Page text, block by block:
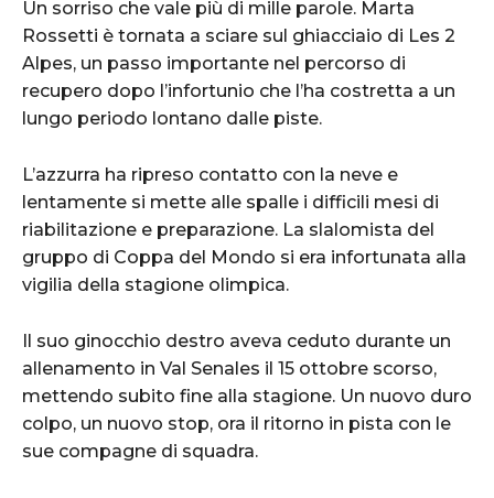
Un sorriso che vale più di mille parole. Marta
Rossetti è tornata a sciare sul ghiacciaio di Les 2
Alpes, un passo importante nel percorso di
recupero dopo l’infortunio che l’ha costretta a un
lungo periodo lontano dalle piste.
L’azzurra ha ripreso contatto con la neve e
lentamente si mette alle spalle i difficili mesi di
riabilitazione e preparazione. La slalomista del
gruppo di Coppa del Mondo si era infortunata alla
vigilia della stagione olimpica.
Il suo ginocchio destro aveva ceduto durante un
allenamento in Val Senales il 15 ottobre scorso,
mettendo subito fine alla stagione. Un nuovo duro
colpo, un nuovo stop, ora il ritorno in pista con le
sue compagne di squadra.